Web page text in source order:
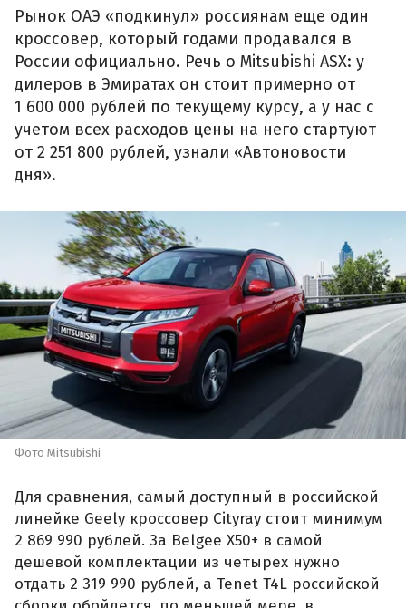
Рынок ОАЭ «подкинул» россиянам еще один
кроссовер, который годами продавался в
России официально. Речь о Mitsubishi ASX: у
дилеров в Эмиратах он стоит примерно от
1 600 000 рублей по текущему курсу, а у нас с
учетом всех расходов цены на него стартуют
от 2 251 800 рублей, узнали «Автоновости
дня».
Фото Mitsubishi
Для сравнения, самый доступный в российской
линейке Geely кроссовер Cityray стоит минимум
2 869 990 рублей. За Belgee X50+ в самой
дешевой комплектации из четырех нужно
отдать 2 319 990 рублей, а Tenet T4L российской